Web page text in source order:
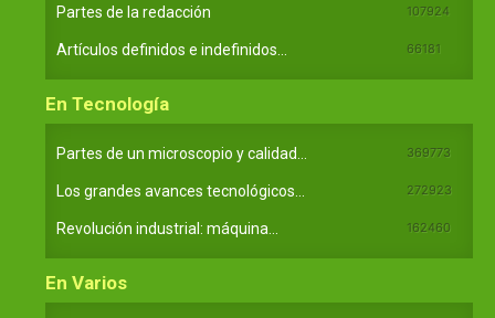
Partes de la redacción 107924
Artículos definidos e indefinidos... 66181
En Tecnología
Partes de un microscopio y calidad... 369773
Los grandes avances tecnológicos... 272923
Revolución industrial: máquina... 162460
En Varios